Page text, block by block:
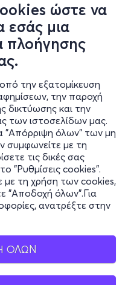
ώστε να
εσάς μια
πλοήγησης
την εξατομίκευση
την παροχή
δικτύωσης και την
των ιστοσελίδων μας.
"Απόρριψη όλων" των μη
συμφωνείτε με τη
τις δικές σας
"Ρυθμίσεις cookies".
με τη χρήση των cookies,
"Αποδοχή όλων".Για
ανατρέξτε στην
ΟΛΩΝ